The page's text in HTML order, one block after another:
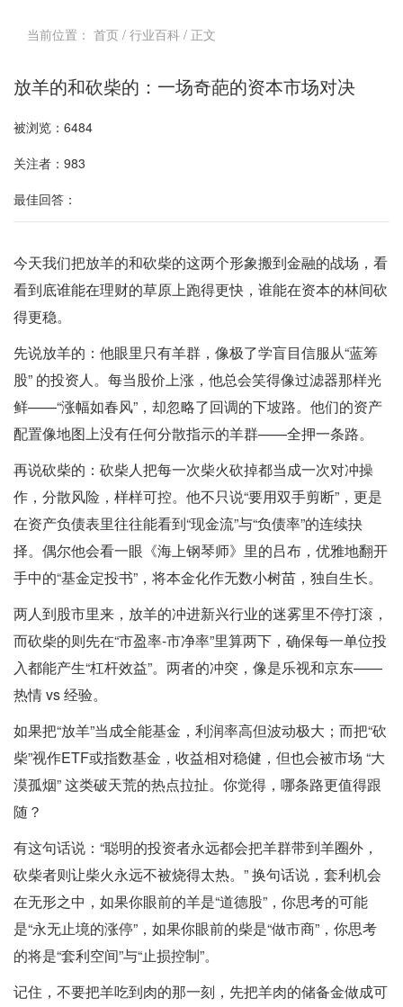
当前位置： 首页 / 行业百科 / 正文
放羊的和砍柴的：一场奇葩的资本市场对决
被浏览：6484
关注者：983
最佳回答：
今天我们把放羊的和砍柴的这两个形象搬到金融的战场，看
看到底谁能在理财的草原上跑得更快，谁能在资本的林间砍
得更稳。
先说放羊的：他眼里只有羊群，像极了学盲目信服从“蓝筹
股” 的投资人。每当股价上涨，他总会笑得像过滤器那样光
鲜——“涨幅如春风”，却忽略了回调的下坡路。他们的资产
配置像地图上没有任何分散指示的羊群——全押一条路。
再说砍柴的：砍柴人把每一次柴火砍掉都当成一次对冲操
作，分散风险，样样可控。他不只说“要用双手剪断”，更是
在资产负债表里往往能看到“现金流”与“负债率”的连续抉
择。偶尔他会看一眼《海上钢琴师》里的吕布，优雅地翻开
手中的“基金定投书”，将本金化作无数小树苗，独自生长。
两人到股市里来，放羊的冲进新兴行业的迷雾里不停打滚，
而砍柴的则先在“市盈率-市净率”里算两下，确保每一单位投
入都能产生“杠杆效益”。两者的冲突，像是乐视和京东——
热情 vs 经验。
如果把“放羊”当成全能基金，利润率高但波动极大；而把“砍
柴”视作ETF或指数基金，收益相对稳健，但也会被市场 “大
漠孤烟” 这类破天荒的热点拉扯。你觉得，哪条路更值得跟
随？
有这句话说：“聪明的投资者永远都会把羊群带到羊圈外，
砍柴者则让柴火永远不被烧得太热。” 换句话说，套利机会
在无形之中，如果你眼前的羊是“道德股”，你思考的可能
是“永无止境的涨停”，如果你眼前的柴是“做市商”，你思考
的将是“套利空间”与“止损控制”。
记住，不要把羊吃到肉的那一刻，先把羊肉的储备金做成可